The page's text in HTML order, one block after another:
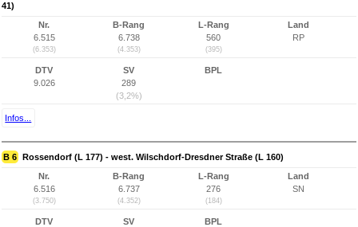
41)
Nr.
6.515
(6.353)
B-Rang
6.738
(4.353)
L-Rang
560
(395)
Land
RP
DTV
9.026
SV
289
(3,2%)
BPL
Infos...
B 6 Rossendorf (L 177) - west. Wilschdorf-Dresdner Straße (L 160)
Nr.
6.516
(3.750)
B-Rang
6.737
(4.352)
L-Rang
276
(184)
Land
SN
DTV
SV
BPL